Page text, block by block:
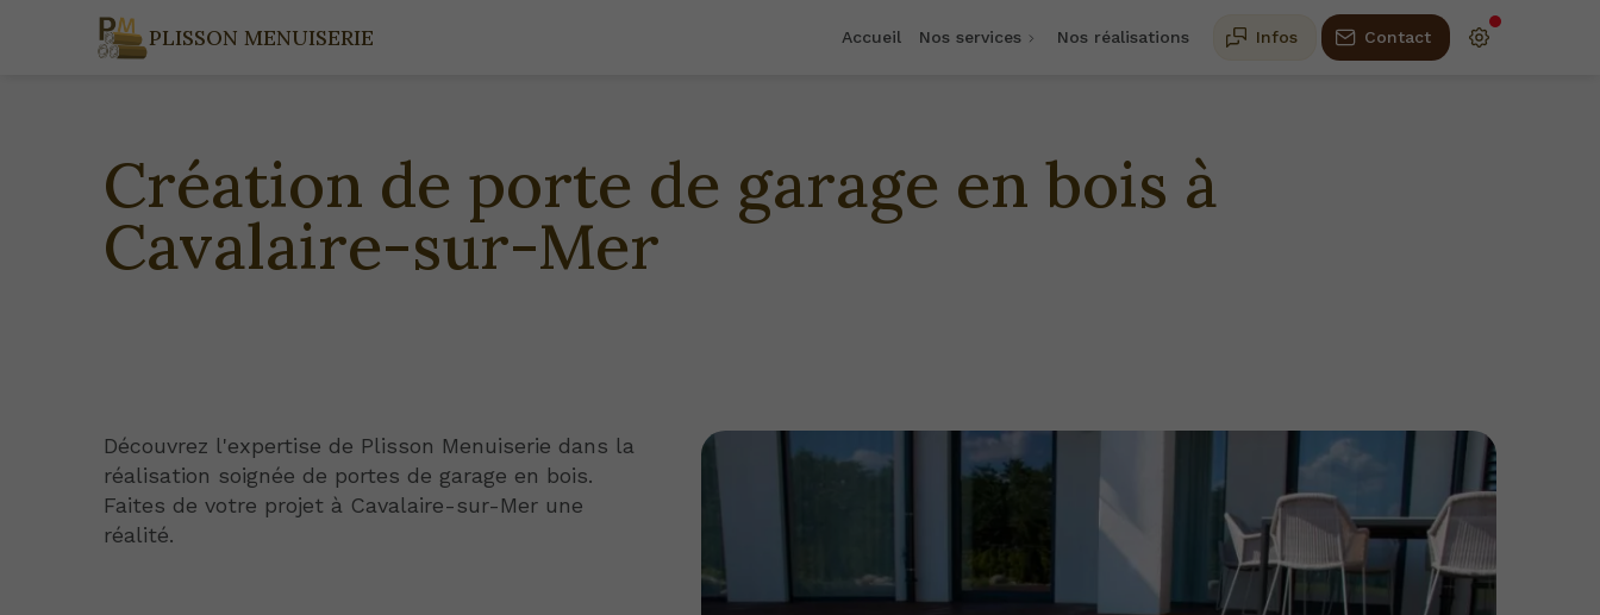
PLISSON MENUISERIE Accueil Nos services Nos réalisations Infos Contact
Création de porte de garage en bois à
Cavalaire-sur-Mer
Découvrez l'expertise de Plisson Menuiserie dans la
réalisation soignée de portes de garage en bois.
Faites de votre projet à Cavalaire-sur-Mer une
réalité.